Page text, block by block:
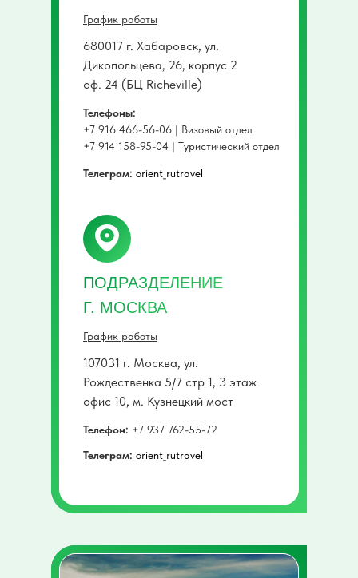
680017 г. Хабаровск, ул.
Дикопольцева, 26, корпус 2
оф. 24 (БЦ Richeville)
107031 г. Москва, ул.
Рождественка 5/7 стр 1, 3 этаж
офис 10, м. Кузнецкий мост
График работы
График работы
ПОДРАЗДЕЛЕНИЕ
Г. МОСКВА
Телефоны:
+7 916 466-56-06 | Визовый отдел
+7 914 158-95-04 | Туристический отдел
Телефон: +7 937 762-55-72
Телеграм: orient_rutravel
Телеграм: orient_rutravel